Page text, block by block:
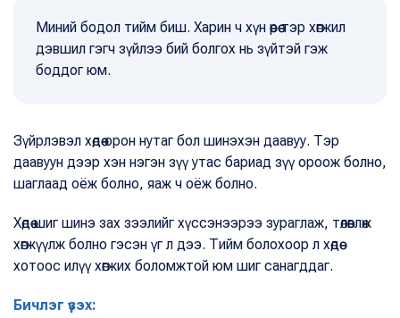
Миний бодол тийм биш. Харин ч хүн өөрөө тэр хөгжил
дэвшил гэгч зүйлээ бий болгох нь зүйтэй гэж
боддог юм.
Зүйрлэвэл хөдөө орон нутаг бол шинэхэн даавуу. Тэр
даавуун дээр хэн нэгэн зүү утас бариад зүү ороож болно,
шаглаад оёж болно, яаж ч оёж болно.
Хөдөө шиг шинэ зах зээлийг хүссэнээрээ зураглаж, төлөвлөж
хөгжүүлж болно гэсэн үг л дээ. Тийм болохоор л хөдөө
хотоос илүү хөгжих боломжтой юм шиг санагддаг.
Бичлэг үзэх: